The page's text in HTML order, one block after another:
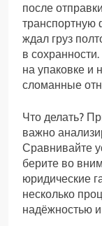
после
ждал груз
в
на упаковке и
сломанные
Что делать?
важно
Сравнивайте
берите во
юридические
несколько
надёжностью